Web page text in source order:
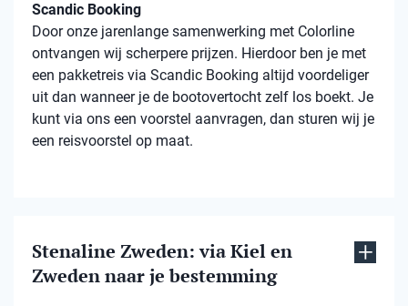
Scandic Booking
Door onze jarenlange samenwerking met Colorline
ontvangen wij scherpere prijzen. Hierdoor ben je met
een pakketreis via Scandic Booking altijd voordeliger
uit dan wanneer je de bootovertocht zelf los boekt. Je
kunt via ons een voorstel aanvragen, dan sturen wij je
een reisvoorstel op maat.
Stenaline Zweden: via Kiel en
Zweden naar je bestemming